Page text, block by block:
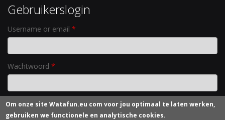
Gebruikerslogin
Username or email *
Wachtwoord *
Nieuw wachtwoord aanvragen
Om onze siteWatafun.eu com voor jou optimaal te laten werken,
gebruiken we functionele en analytische cookies.